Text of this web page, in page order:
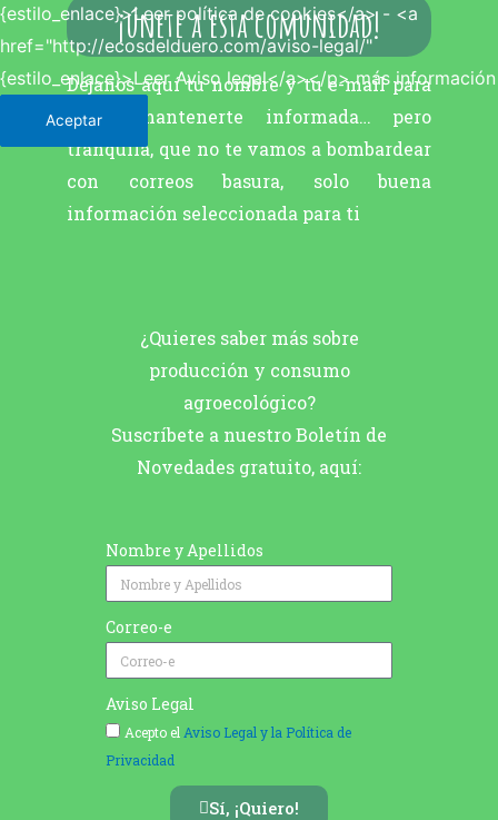
¡únete a esta comunidad!
Déjanos aquí tu nombre y tu e-mail para
poder mantenerte informada… pero
tranquila, que no te vamos a bombardear
con correos basura, solo buena
información seleccionada para ti
¿Quieres saber más sobre
producción y consumo
agroecológico?
Suscríbete a nuestro Boletín de
Novedades gratuito, aquí:
Nombre y Apellidos
Correo-e
Aviso Legal
Acepto elAviso Legal y la Política de
Privacidad
Sí, ¡Quiero!
{estilo_enlace}>Leer política de cookies</a> - <a
href="http://ecosdelduero.com/aviso-legal/"
{estilo_enlace}>Leer Aviso legal</a></p>más información
Aceptar